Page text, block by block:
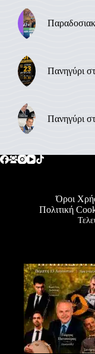
Πανηγύρι
Πανηγύρι
Όροι
Πολιτική